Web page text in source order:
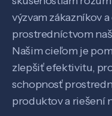
výzvam zákazníkov
prostredníctvom
Našim cieľom je
zlepšiť efektivitu,
schopnosť
produktov a riešení